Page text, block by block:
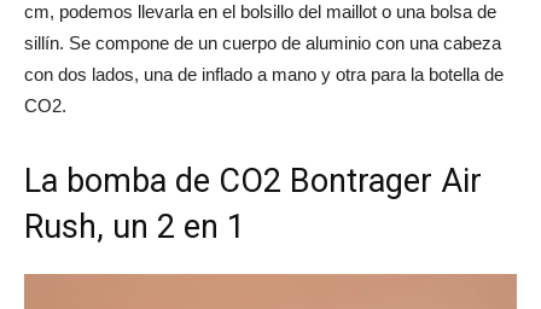
cm, podemos llevarla en el bolsillo del maillot o una bolsa de
sillín. Se compone de un cuerpo de aluminio con una cabeza
con dos lados, una de inflado a mano y otra para la botella de
CO2.
La bomba de CO2 Bontrager Air
Rush, un 2 en 1